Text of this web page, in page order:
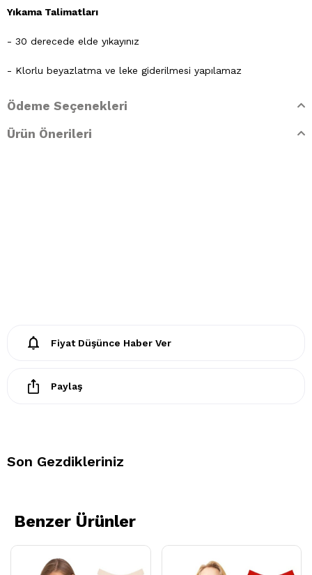
Yıkama Talimatları
- 30 derecede elde yıkayınız
- Klorlu beyazlatma ve leke giderilmesi yapılamaz
- Ütülenemez. Buharlı işlemler yapılamaz
- Kuru temizleme işlemine izin verilemez.
Ödeme Seçenekleri
Ürün Önerileri
Fiyat Düşünce Haber Ver
Paylaş
Son Gezdikleriniz
Benzer Ürünler